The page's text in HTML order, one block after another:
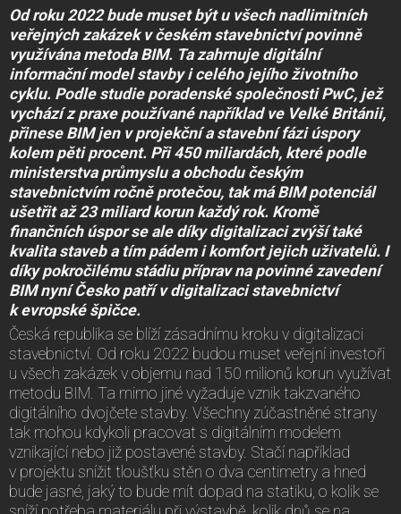
Od roku 2022 bude muset být u všech nadlimitních
veřejných zakázek v českém stavebnictví povinně
využívána metoda BIM. Ta zahrnuje digitální
informační model stavby i celého jejího životního
cyklu. Podle studie poradenské společnosti PwC, jež
vychází z praxe používané například ve Velké Británii,
přinese BIM jen v projekční a stavební fázi úspory
kolem pěti procent. Při 450 miliardách, které podle
ministerstva průmyslu a obchodu českým
stavebnictvím ročně protečou, tak má BIM potenciál
ušetřit až 23 miliard korun každý rok. Kromě
finančních úspor se ale díky digitalizaci zvýší také
kvalita staveb a tím pádem i komfort jejich uživatelů. I
díky pokročilému stádiu příprav na povinné zavedení
BIM nyní Česko patří v digitalizaci stavebnictví
k evropské špičce.
Česká republika se blíží zásadnímu kroku v digitalizaci
stavebnictví. Od roku 2022 budou muset veřejní investoři
u všech zakázek v objemu nad 150 milionů korun využívat
metodu BIM. Ta mimo jiné vyžaduje vznik takzvaného
digitálního dvojčete stavby. Všechny zúčastněné strany
tak mohou kdykoli pracovat s digitálním modelem
vznikající nebo již postavené stavby. Stačí například
v projektu snížit tloušťku stěn o dva centimetry a hned
bude jasné, jaký to bude mít dopad na statiku, o kolik se